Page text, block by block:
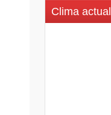
Clima actual